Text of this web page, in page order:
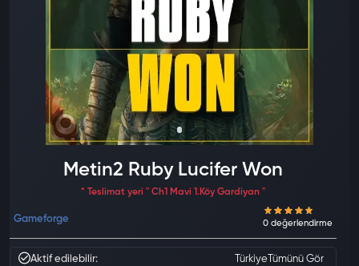
Metin2 Ruby Lucifer Won
* Teslimat yeri '' Ch1 Mavi 1.Köy Gardiyan ''
Gameforge
Aktif edilebilir: Türkiye Tümünü Gör